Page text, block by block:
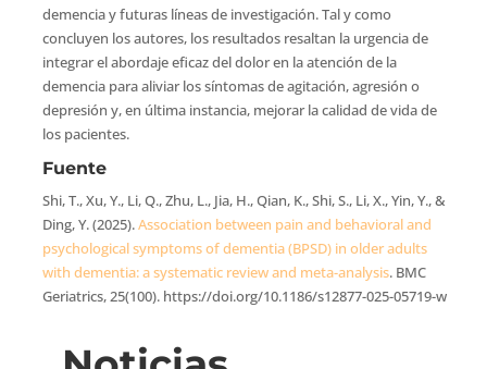
demencia y futuras líneas de investigación. Tal y como
concluyen los autores, los resultados resaltan la urgencia de
integrar el abordaje eficaz del dolor en la atención de la
demencia para aliviar los síntomas de agitación, agresión o
depresión y, en última instancia, mejorar la calidad de vida de
los pacientes.
Fuente
Shi, T., Xu, Y., Li, Q., Zhu, L., Jia, H., Qian, K., Shi, S., Li, X., Yin, Y., &
Ding, Y. (2025).Association between pain and behavioral and
psychological symptoms of dementia (BPSD) in older adults
with dementia: a systematic review and meta-analysis. BMC
Geriatrics, 25(100). https://doi.org/10.1186/s12877-025-05719-w